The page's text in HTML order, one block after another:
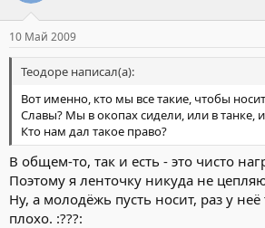
10 Май 2009
Теодоре написал(а):
Вот именно, кто мы все такие, чтобы
Славы? Мы в окопах сидели, или в танке,
Кто нам дал такое право?
В общем-то, так и есть - это чисто
Поэтому я ленточку никуда не
Ну, а молодёжь пусть носит, раз у
плохо. :???: